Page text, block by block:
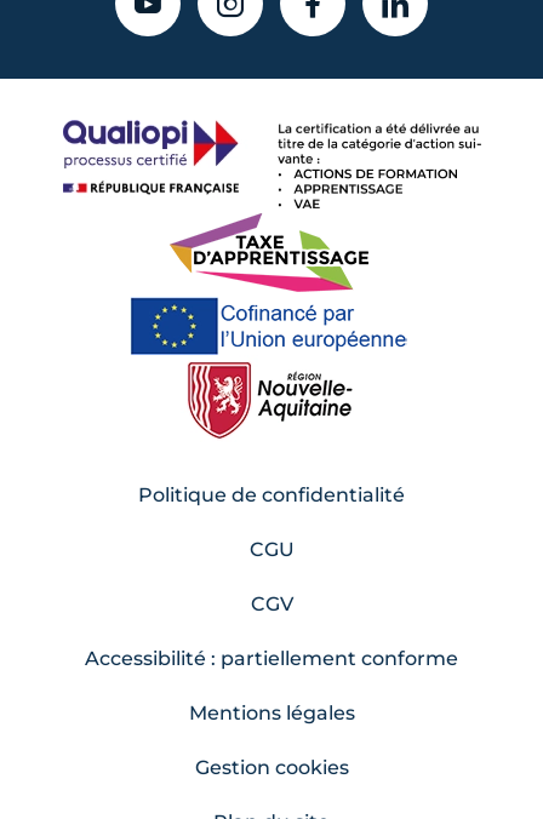
YOUTUBEINSTAGRAMFACEBOOKLINKEDIN
Politique de confidentialité
CGU
CGV
Accessibilité : partiellement conforme
Mentions légales
Gestion cookies